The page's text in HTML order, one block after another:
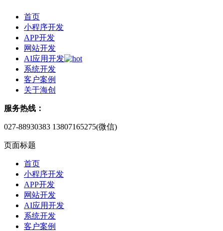
首页
小程序开发
APP开发
网站开发
AI应用开发
系统开发
客户案例
关于海创
服务热线：
027-88930383 13807165275(微信)
页面标题
首页
小程序开发
APP开发
网站开发
AI应用开发
系统开发
客户案例